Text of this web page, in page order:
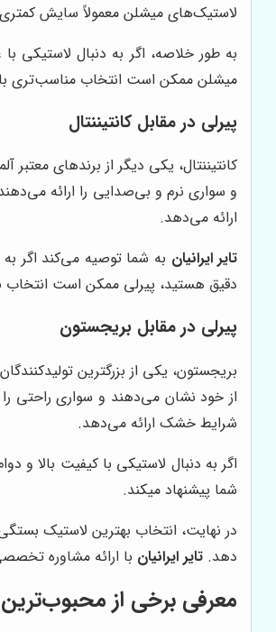
لاستیک‌های میشلن معمولاً سایش
به طور خلاصه، اگر به دنبال
میشلن ممکن است انتخاب مناسب‌تری
پیرلی در مقابل کانتیننتال
کانتیننتال، یکی دیگر از برندهای
و سواری نرم و بی‌صدایی را ارائه
ارائه می‌دهد.
تایر ایرانیان به شما توصیه می‌کند اگر به
دقیق هستید، پیرلی ممکن است انتخاب
پیرلی در مقابل بریجستون
بریجستون، یکی از بزرگترین
از خود نشان می‌دهند و سواری راحتی
شرایط خشک ارائه می‌دهد.
اگر به دنبال لاستیکی با کیفیت بالا و
شما پیشنهاد میکند.
در نهایت، انتخاب بهترین لاستیک
دهد. تایر ایرانیان با ارائه مشاوره
معرفی برخی از